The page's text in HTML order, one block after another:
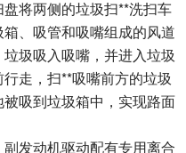
将两侧的垃圾扫**洗扫车
、吸管和吸嘴组成的风道
圾吸入吸嘴，并进入垃圾
走，扫**吸嘴前方的垃圾
吸到垃圾箱中，实现路面
发动机驱动配有专用离合